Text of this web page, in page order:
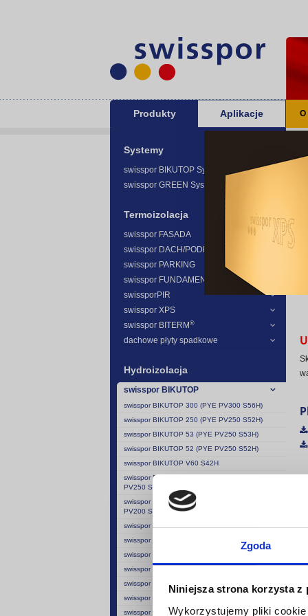
Zgoda
Niniejsza strona korzysta z
Wykorzystujemy pliki
Produkty Aplikacje
Systemy
swisspor BIKUTOP System -
swisspor GREEN System -
Termoizolacja
swisspor FASADA
swisspor DACH/PODŁOGA
swisspor PARKING
swisspor FUNDAMENT
swissporPIR
swisspor XPS
swisspor BITERM ®
dachowe płyty spadkowe
Hydroizolacja
swisspor BIKUTOP
swisspor BIKUTOP 300 (PYE PV300 S56H)
swisspor BIKUTOP 250 (PYE PV250 S52H)
swisspor BIKUTOP 53 (PYE PV250 S53H)
swisspor BIKUTOP 52 (PYE PV250 S52H)
swisspor BIKUTOP V60 S42H
swisspor BIKUTOP podkładowa 250 (PYE
PV250 S47)
swisspor BIKUTOP podkładowa 200 (PYE
PV200 S40)
swisspor BIKUTOP G200/33 (PYE G200 S33)
swisspor BIKUTOP G200/40 (PYE G200 S40)
swisspor BIKUTOP G40 (G200 S40)
swisspor BIKUTOP V24 (PYE V100 S24)
swisspor BIKUTOP 35 (V60 S35)
swisspor BIKUTOP 30 (V60 S30)
swisspor BIKUTOP SOLO FIRE RESIST
O